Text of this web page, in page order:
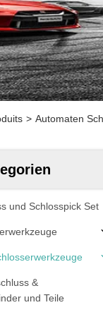
> Automaten
und Schlosspick Set
&
und Teile